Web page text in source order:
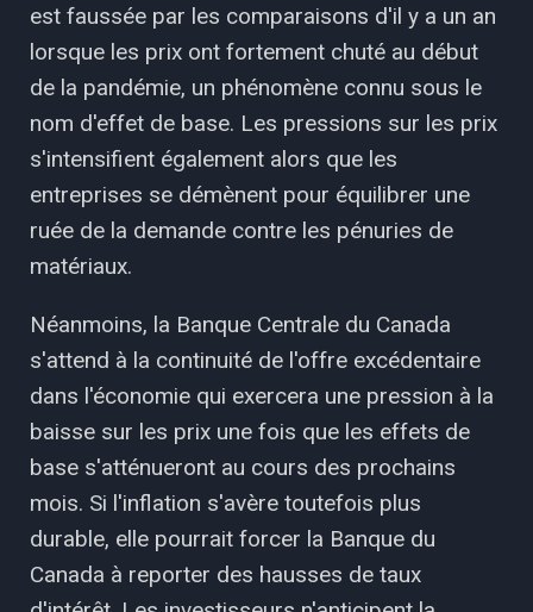
est faussée par les comparaisons d'il y a un an
lorsque les prix ont fortement chuté au début
de la pandémie, un phénomène connu sous le
nom d'effet de base. Les pressions sur les prix
s'intensifient également alors que les
entreprises se démènent pour équilibrer une
ruée de la demande contre les pénuries de
matériaux.
Néanmoins, la Banque Centrale du Canada
s'attend à la continuité de l'offre excédentaire
dans l'économie qui exercera une pression à la
baisse sur les prix une fois que les effets de
base s'atténueront au cours des prochains
mois. Si l'inflation s'avère toutefois plus
durable, elle pourrait forcer la Banque du
Canada à reporter des hausses de taux